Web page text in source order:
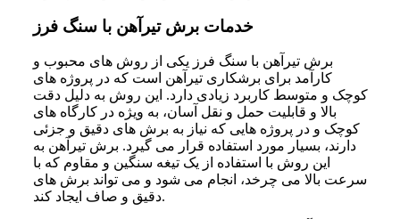
خدمات برش تیرآهن با سنگ فرز
برش تیرآهن با سنگ فرز یکی از روش‌ های محبوب و
کارآمد برای برشکاری تیرآهن است که در پروژه‌ های
کوچک و متوسط کاربرد زیادی دارد. این روش به دلیل دقت
بالا و قابلیت حمل و نقل آسان، به‌ ویژه در کارگاه‌ های
کوچک و در پروژه‌ هایی که نیاز به برش‌ های دقیق و جزئی
دارند، بسیار مورد استفاده قرار می‌ گیرد. برش تیرآهن به
این روش با استفاده از یک تیغه سنگین و مقاوم که با
سرعت بالا می‌ چرخد، انجام می‌ شود و می‌ تواند برش‌ های
دقیق و صاف ایجاد کند.